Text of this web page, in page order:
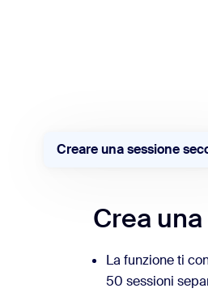
Creare una sessione
Crea
La funzione ti
50 sessioni